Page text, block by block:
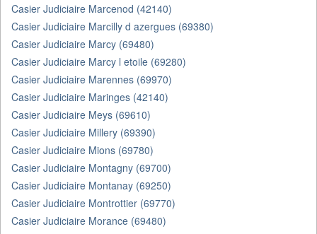
Casier Judiciaire Marcenod (42140)
Casier Judiciaire Marcilly d azergues (69380)
Casier Judiciaire Marcy (69480)
Casier Judiciaire Marcy l etoile (69280)
Casier Judiciaire Marennes (69970)
Casier Judiciaire Maringes (42140)
Casier Judiciaire Meys (69610)
Casier Judiciaire Millery (69390)
Casier Judiciaire Mions (69780)
Casier Judiciaire Montagny (69700)
Casier Judiciaire Montanay (69250)
Casier Judiciaire Montrottier (69770)
Casier Judiciaire Morance (69480)